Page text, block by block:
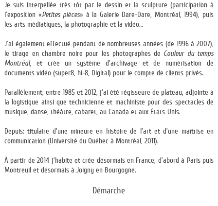
Je suis interpellée très tôt par le dessin et la sculpture (participation à
l’exposition «Petites pièces» à la Galerie Dare-Dare, Montréal, 1994), puis
les arts médiatiques, la photographie et la vidéo…
J’ai également effectué pendant de nombreuses années (de 1996 à 2007),
le tirage en chambre noire pour les photographes de Couleur du temps
Montréal, et crée un système d’archivage et de numérisation de
documents vidéo (super8, hi-8, Digital) pour le compte de clients privés.
Parallèlement, entre 1985 et 2012, j’ai été régisseure de plateau, adjointe à
la logistique ainsi que technicienne et machiniste pour des spectacles de
musique, danse, théâtre, cabaret, au Canada et aux États-Unis.
Depuis: titulaire d’une mineure en histoire de l’art et d’une maîtrise en
communication (Université du Québec à Montréal, 2011).
À partir de 2014 j’habite et crée désormais en France, d’abord à Paris puis
Montreuil et désormais à Joigny en Bourgogne.
Démarche